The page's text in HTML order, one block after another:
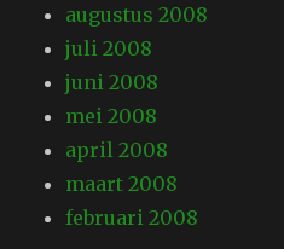
augustus 2008
juli 2008
juni 2008
mei 2008
april 2008
maart 2008
februari 2008